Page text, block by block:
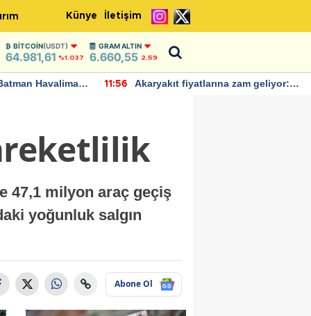
Künye İletişim
BITCOIN(USDT)
64.981,61 %1.037
GRAM ALTIN
6.660,55 2,59
Havalimanı
11:56
Akaryakıt fiyatlarına zam geliyor:
47,1 milyon araç geçiş
yoğunluk salgın
Abone Ol